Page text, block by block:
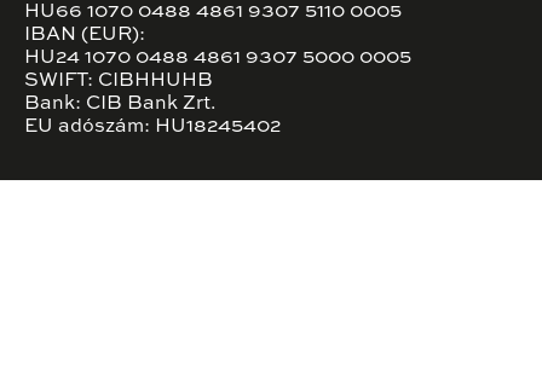
HU66 1070 0488 4861 9307 5110 0005
IBAN (EUR):
HU24 1070 0488 4861 9307 5000 0005
SWIFT: CIBHHUHB
Bank: CIB Bank Zrt.
EU adószám: HU18245402